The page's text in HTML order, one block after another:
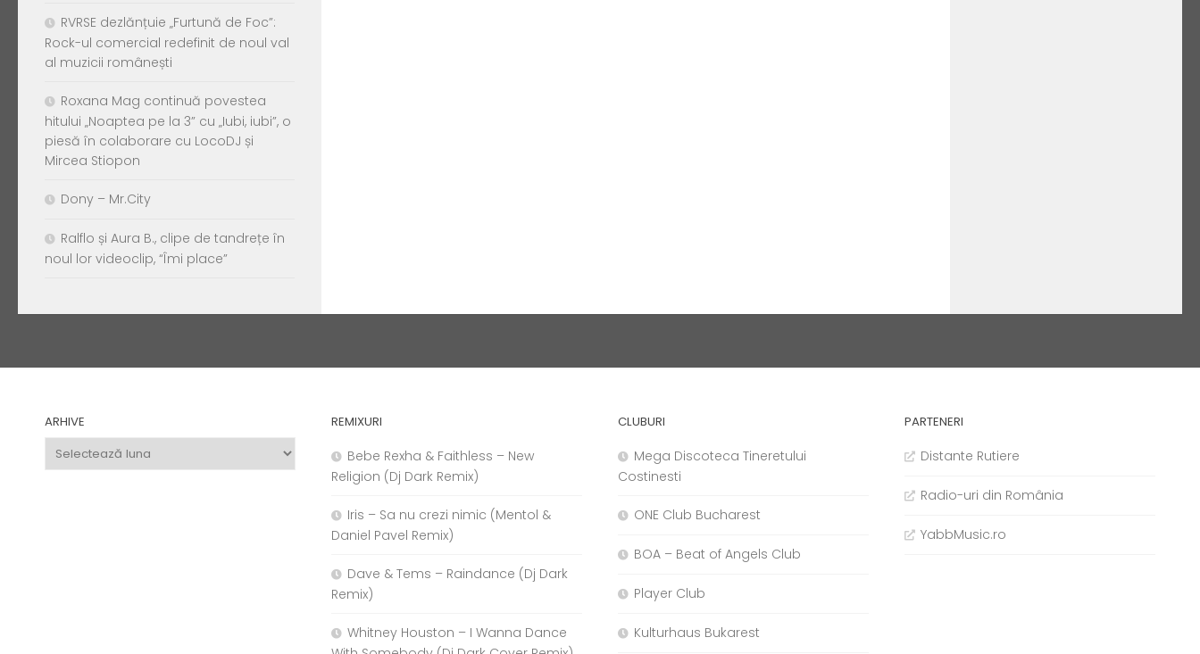
RVRSE dezlănțuie „Furtună de Foc”:
Rock-ul comercial redefinit de noul val
al muzicii românești
Roxana Mag continuă povestea
hitului „Noaptea pe la 3” cu „Iubi, iubi”, o
piesă în colaborare cu LocoDJ și
Mircea Stiopon
Dony – Mr.City
Ralflo și Aura B., clipe de tandrețe în
noul lor videoclip, “Îmi place”
ARHIVE
Arhive
REMIXURI
Bebe Rexha & Faithless – New
Religion (Dj Dark Remix)
Iris – Sa nu crezi nimic (Mentol &
Daniel Pavel Remix)
Dave & Tems – Raindance (Dj Dark
Remix)
Whitney Houston – I Wanna Dance
CLUBURI
Mega Discoteca Tineretului
Costinesti
ONE Club Bucharest
BOA – Beat of Angels Club
Player Club
Kulturhaus Bukarest
PARTENERI
Distante Rutiere
Radio-uri din România
YabbMusic.ro